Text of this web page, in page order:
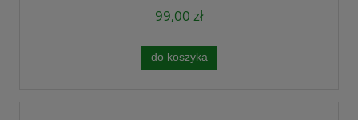
99,00 zł
do koszyka